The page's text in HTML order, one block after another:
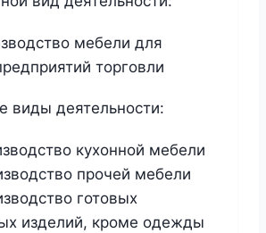
мебели для
торговли
виды деятельности:
кухонной мебели
прочей мебели
готовых
изделий, кроме одежды